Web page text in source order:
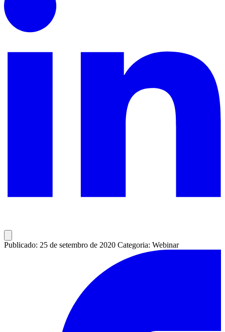
Publicado: 25 de setembro de 2020 Categoria: Webinar